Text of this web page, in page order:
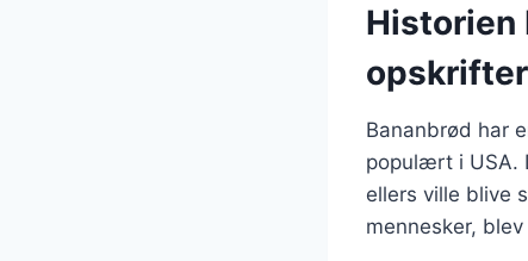
Historien
opskrifter
Bananbrød har
populært i USA.
ellers ville blive
mennesker,